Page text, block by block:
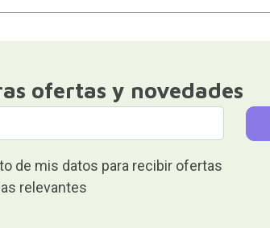
ofertas y novedades
de mis datos para recibir ofertas
relevantes